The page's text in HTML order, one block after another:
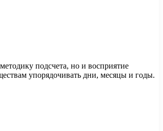
подсчета, но и восприятие
упорядочивать дни, месяцы и годы.